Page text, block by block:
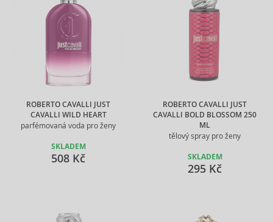
ROBERTO CAVALLI JUST
CAVALLI WILD HEART
parfémovaná voda pro ženy
SKLADEM
508 Kč
ROBERTO CAVALLI JUST
CAVALLI BOLD BLOSSOM 250
ML
tělový spray pro ženy
SKLADEM
295 Kč